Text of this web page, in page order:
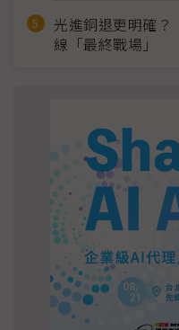
光進銅退更明確
線「最終戰場」